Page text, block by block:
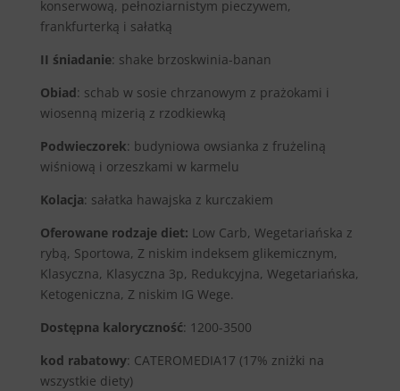
konserwową, pełnoziarnistym pieczywem,
frankfurterką i sałatką
II śniadanie: shake brzoskwinia-banan
Obiad: schab w sosie chrzanowym z prażokami i
wiosenną mizerią z rzodkiewką
Podwieczorek: budyniowa owsianka z frużeliną
wiśniową i orzeszkami w karmelu
Kolacja: sałatka hawajska z kurczakiem
Oferowane rodzaje diet: Low Carb, Wegetariańska z
rybą, Sportowa, Z niskim indeksem glikemicznym,
Klasyczna, Klasyczna 3p, Redukcyjna, Wegetariańska,
Ketogeniczna, Z niskim IG Wege.
Dostępna kaloryczność: 1200-3500
kod rabatowy: CATEROMEDIA17 (17% zniżki na
wszystkie diety)